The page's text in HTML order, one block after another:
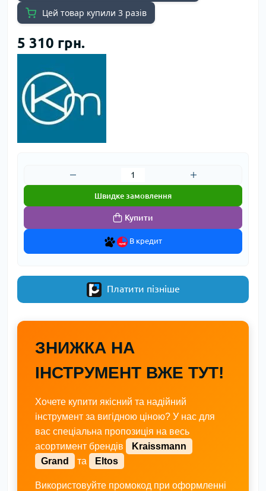
Цей товар купили 3 разів
5 310 грн.
Купити
В кредит
Швидке замовлення
Платити пізніше
ЗНИЖКА НА
ІНСТРУМЕНТ ВЖЕ ТУТ!
Хочете купити якісний та надійний
інструмент за вигідною ціною? У нас для
вас спеціальна пропозиція на весь
асортимент брендів
Kraissmann
Grand
та Eltos
Використовуйте промокод при оформленні